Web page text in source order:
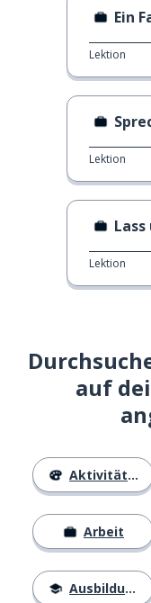
Ein
Lektion
Lektion
Lektion
auf
Aktivitäten
Arbeit
Ausbildung